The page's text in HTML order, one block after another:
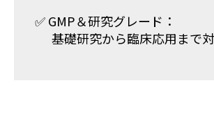
✅ GMP＆研究グレード：
基礎研究から臨床応用まで